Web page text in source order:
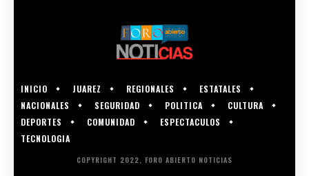
INICIO JUAREZ REGIONALES
ESTATALES
NACIONALES
SEGURIDAD POLITICA
CULTURA
DEPORTES
COMUNIDAD
ESPECTACULOS
TECNOLOGIA
COPYRIGHT 2022, FORO ABIERTO NOTICIAS